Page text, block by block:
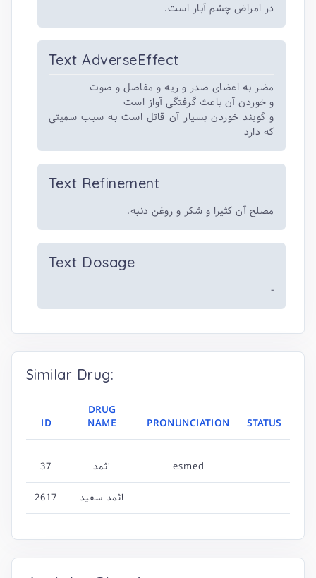
در امراض چشم آبار است.
Text AdverseEffect
مضر به اعضای صدر و ریه و مفاصل و صوت
و خوردن آن باعث گرفتگی آواز است
و گویند خوردن بسیار آن قاتل است به سبب سمیتی
که دارد
Text Refinement
مصلح آن کثیرا و شکر و روغن دنبه.
Text Dosage
-
Similar Drug:
ID
DRUG
NAME
PRONUNCIATION STATUS
37 اثمد esmed
2617 اثمد سفید